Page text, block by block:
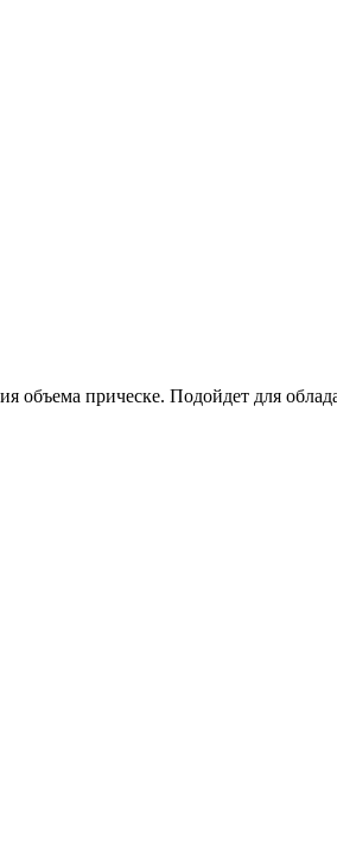
объема прическе. Подойдет для